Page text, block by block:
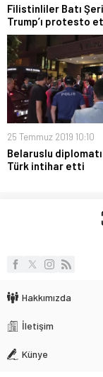
Filistinliler Batı
Trump’ı protesto
25 Temmuz 2019 10:10
Belaruslu
Türk intihar etti
Hakkımızda
İletişim
Künye